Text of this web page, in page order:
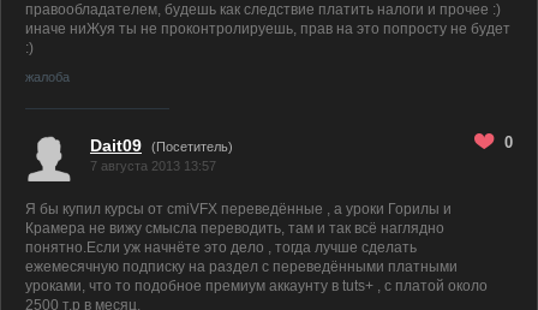
правообладателем, будешь как следствие платить налоги и прочее :)
иначе ниЖуя ты не проконтролируешь, прав на это попросту не будет
:)
жалоба
Dait09
(Посетитель)
7 августа 2013 13:57
0
Я бы купил курсы от cmiVFX переведённые , а уроки Горилы и
Крамера не вижу смысла переводить, там и так всё наглядно
понятно.Если уж начнёте это дело , тогда лучше сделать
ежемесячную подписку на раздел с переведёнными платными
уроками, что то подобное премиум аккаунту в tuts+ , с платой около
2500 т.р в месяц.